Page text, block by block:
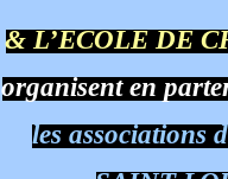
& L’ECOLE DE
organisent en
les associations